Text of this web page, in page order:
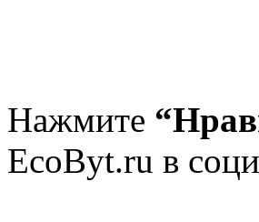
Нажмите
EcoByt.ru в